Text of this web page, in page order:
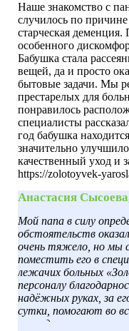
Наше знакомство с
случилось по
старческая
особенного
Бабушка стала
вещей, да и просто
бытовые задачи. Мы
престарелых для
понравилось
специалисты
год бабушка
значительно
качественный уход и
https://zolotoyvek-
Анастасия
Мой папа в силу
обстоятельств
очень тяжело, но мы
поместить его в
лежачих больных
персоналу
надёжных руках, за
сутки, помогают во
переодевают, меняют